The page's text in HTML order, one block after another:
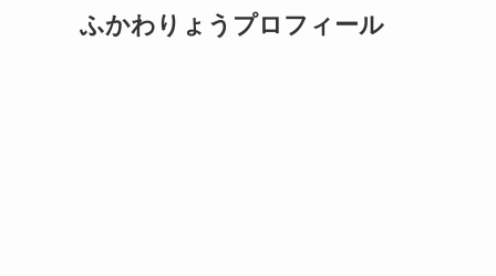
ふかわりょうプロフィール